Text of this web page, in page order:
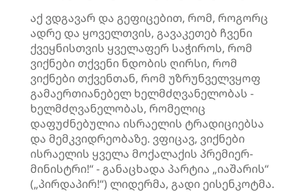
აქ ვდგავარ და გეფიცებით, რომ, როგორც
ადრე და ყოველთვის, გავაკეთებ ჩვენი
ქვეყნისთვის ყველაფერ საჭიროს, რომ
ვიქნები თქვენი ნდობის ღირსი, რომ
ვიქნები თქვენთან, რომ უზრუნველვყოფ
გამაერთიანებელ ხელმძღვანელობას -
ხელმძღვანელობას, რომელიც
დაფუძნებულია ისრაელის ტრადიციებსა
და მემკვიდრეობაზე. ვფიცავ, ვიქნები
ისრაელის ყველა მოქალაქის პრემიერ-
მინისტრი!“ - განაცხადა პარტია „იაშარის“
(„პირდაპირ!“) ლიდერმა, გადი ეისენკოტმა.